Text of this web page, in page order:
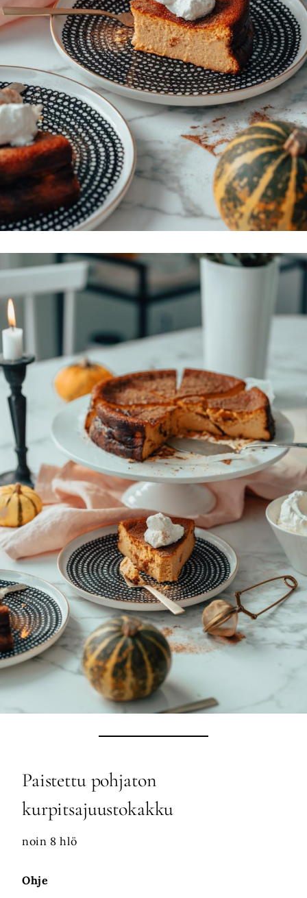
Paistettu pohjaton
kurpitsajuustokakku
noin 8 hlö
Ohje